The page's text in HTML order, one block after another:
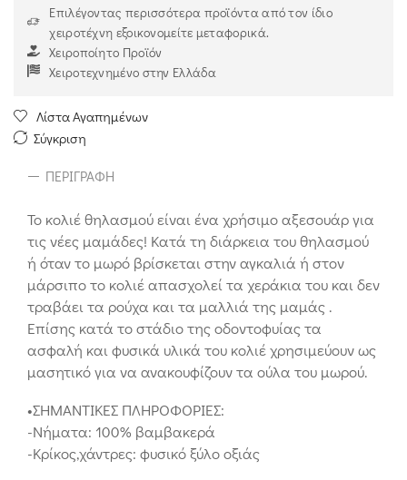
Επιλέγοντας περισσότερα προϊόντα από τον ίδιο
χειροτέχνη εξοικονομείτε μεταφορικά.
Χειροποίητο Προϊόν
Χειροτεχνημένο στην Ελλάδα
Λίστα Αγαπημένων
Σύγκριση
ΠΕΡΙΓΡΑΦΉ
Το κολιέ θηλασμού είναι ένα χρήσιμο αξεσουάρ για
τις νέες μαμάδες! Κατά τη διάρκεια του θηλασμού
ή όταν το μωρό βρίσκεται στην αγκαλιά ή στον
μάρσιπο το κολιέ απασχολεί τα χεράκια του και δεν
τραβάει τα ρούχα και τα μαλλιά της μαμάς .
Επίσης κατά το στάδιο της οδοντοφυίας τα
ασφαλή και φυσικά υλικά του κολιέ χρησιμεύουν ως
μασητικό για να ανακουφίζουν τα ούλα του μωρού.
•ΣΗΜΑΝΤΙΚΕΣ ΠΛΗΡΟΦΟΡΙΕΣ:
-Νήματα: 100% βαμβακερά
-Κρίκος,χάντρες: φυσικό ξύλο οξιάς